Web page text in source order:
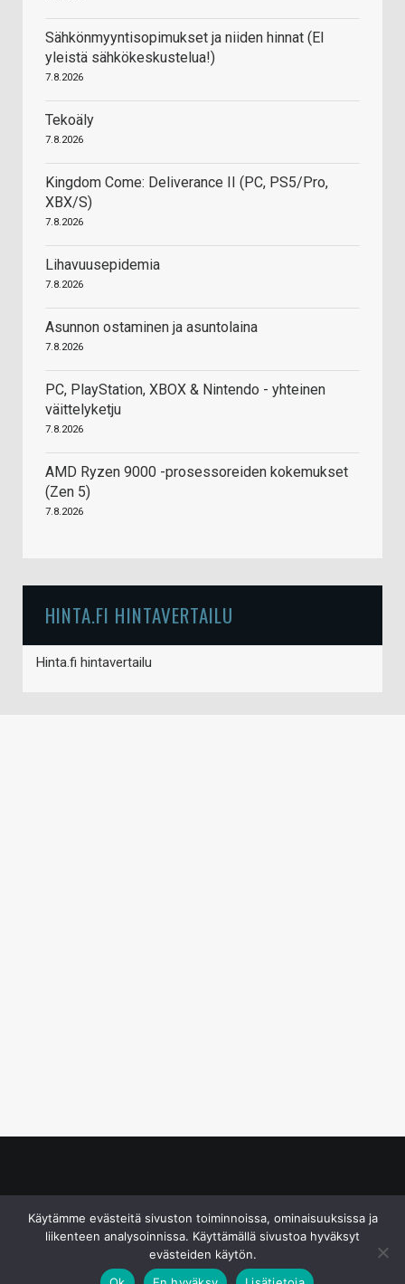
Sähkönmyyntisopimukset ja niiden hinnat (EI
yleistä sähkökeskustelua!)
7.8.2026
Tekoäly
7.8.2026
Kingdom Come: Deliverance II (PC, PS5/Pro,
XBX/S)
7.8.2026
Lihavuusepidemia
7.8.2026
Asunnon ostaminen ja asuntolaina
7.8.2026
PC, PlayStation, XBOX & Nintendo - yhteinen
väittelyketju
7.8.2026
AMD Ryzen 9000 -prosessoreiden kokemukset
(Zen 5)
7.8.2026
HINTA.FI HINTAVERTAILU
Hinta.fi hintavertailu
Käytämme evästeitä sivuston toiminnoissa, ominaisuuksissa ja
liikenteen analysoinnissa. Käyttämällä sivustoa hyväksyt
evästeiden käytön.